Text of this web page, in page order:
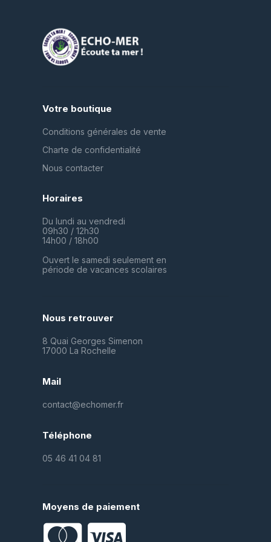
Votre boutique
Conditions générales de vente
Charte de confidentialité
Nous contacter
Horaires
Du lundi au vendredi
09h30 / 12h30
14h00 / 18h00
Ouvert le samedi seulement en
période de vacances scolaires
Nous retrouver
8 Quai Georges Simenon
17000 La Rochelle
Mail
contact@echomer.fr
Téléphone
05 46 41 04 81
Moyens de paiement